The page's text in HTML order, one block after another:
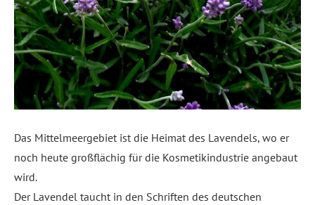
Das Mittelmeergebiet ist die Heimat des Lavendels, wo er
noch heute großflächig für die Kosmetikindustrie angebaut
wird.
Der Lavendel taucht in den Schriften des deutschen